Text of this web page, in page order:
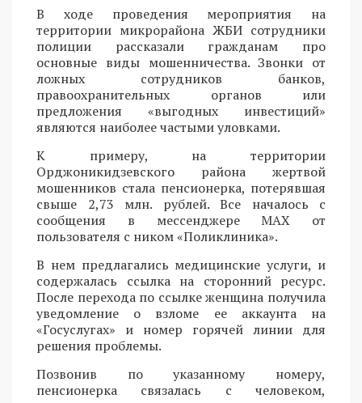
В ходе проведения мероприятия на
территории микрорайона ЖБИ сотрудники
полиции рассказали гражданам про
основные виды мошенничества. Звонки от
ложных сотрудников банков,
правоохранительных органов или
предложения «выгодных инвестиций»
являются наиболее частыми уловками.
К примеру, на территории
Орджоникидзевского района жертвой
мошенников стала пенсионерка, потерявшая
свыше 2,73 млн. рублей. Все началось с
сообщения в мессенджере MAX от
пользователя с ником «Поликлиника».
В нем предлагались медицинские услуги, и
содержалась ссылка на сторонний ресурс.
После перехода по ссылке женщина получила
уведомление о взломе ее аккаунта на
«Госуслугах» и номер горячей линии для
решения проблемы.
Позвонив по указанному номеру,
пенсионерка связалась с человеком,